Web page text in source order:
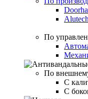
Alutech
По
По
С
С